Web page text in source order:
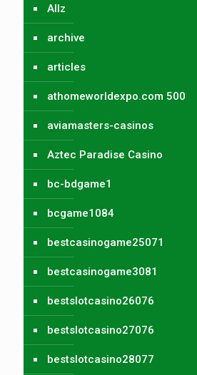
Allz
archive
articles
athomeworldexpo.com 500
aviamasters-casinos
Aztec Paradise Casino
bc-bdgame1
bcgame1084
bestcasinogame25071
bestcasinogame3081
bestslotcasino26076
bestslotcasino27076
bestslotcasino28077